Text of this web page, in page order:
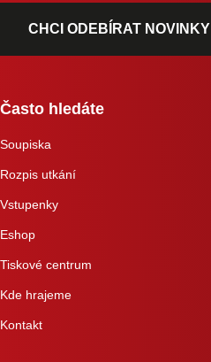
CHCI ODEBÍRAT NOVINKY
Často hledáte
Soupiska
Rozpis utkání
Vstupenky
Eshop
Tiskové centrum
Kde hrajeme
Kontakt